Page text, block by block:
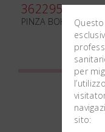
362295
PINZA BOHM
per
sito: